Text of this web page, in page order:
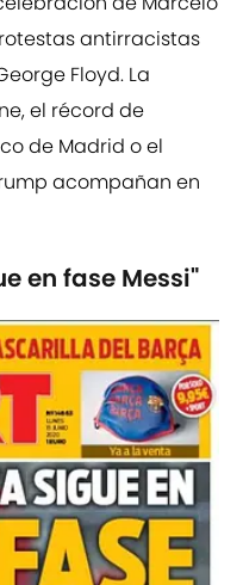
antirracistas
Floyd. La
el récord de
de Madrid o el
acompañan en
en fase Messi"